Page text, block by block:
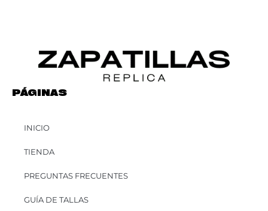
PÁGINAS
INICIO
TIENDA
PREGUNTAS FRECUENTES
GUÍA DE TALLAS